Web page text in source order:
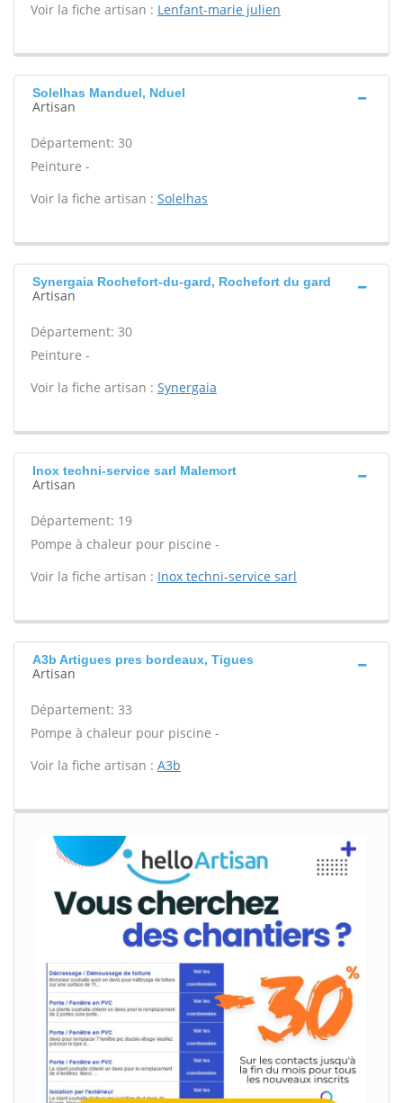
Voir la fiche artisan : Lenfant-marie julien
Solelhas Manduel, Nduel
Artisan
Département: 30
Peinture -
Voir la fiche artisan : Solelhas
Synergaia Rochefort-du-gard, Rochefort du gard
Artisan
Département: 30
Peinture -
Voir la fiche artisan : Synergaia
Inox techni-service sarl Malemort
Artisan
Département: 19
Pompe à chaleur pour piscine -
Voir la fiche artisan : Inox techni-service sarl
A3b Artigues pres bordeaux, Tigues
Artisan
Département: 33
Pompe à chaleur pour piscine -
Voir la fiche artisan : A3b